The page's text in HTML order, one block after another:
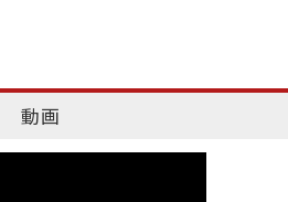
動画